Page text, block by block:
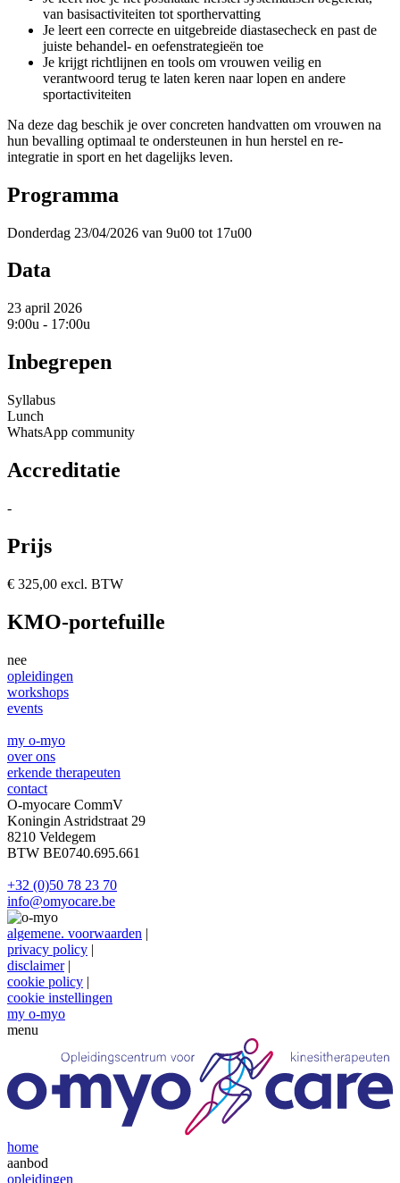
van basisactiviteiten tot sporthervatting
Je leert een correcte en uitgebreide diastasecheck en past de
juiste behandel- en oefenstrategieën toe
Je krijgt richtlijnen en tools om vrouwen veilig en
verantwoord terug te laten keren naar lopen en andere
sportactiviteiten
Na deze dag beschik je over concreten handvatten om vrouwen na
hun bevalling optimaal te ondersteunen in hun herstel en re-
integratie in sport en het dagelijks leven.
Programma
Donderdag 23/04/2026 van 9u00 tot 17u00
Data
23 april 2026
9:00u - 17:00u
Inbegrepen
Syllabus
Lunch
WhatsApp community
Accreditatie
-
Prijs
€ 325,00 excl. BTW
KMO-portefuille
nee
opleidingen
workshops
events
my o-myo
over ons
erkende therapeuten
contact
O-myocare CommV
Koningin Astridstraat 29
8210 Veldegem
BTW BE0740.695.661
+32 (0)50 78 23 70
info@omyocare.be
algemene. voorwaarden |
privacy policy |
disclaimer |
cookie policy |
cookie instellingen
my o-myo
menu
home
aanbod
opleidingen